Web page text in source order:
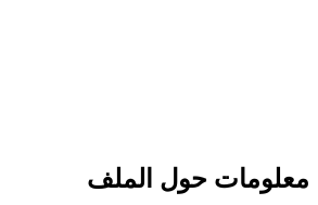
معلومات حول الملف